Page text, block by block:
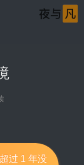
过 1 年没